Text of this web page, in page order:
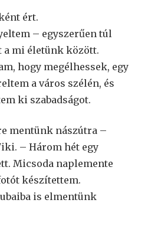
ért.
– egyszerűen túl
a mi életünk között.
hogy megélhessek, egy
a város szélén, és
ki szabadságot.
mentünk nászútra –
– Három hét egy
Micsoda naplemente
készítettem.
is elmentünk